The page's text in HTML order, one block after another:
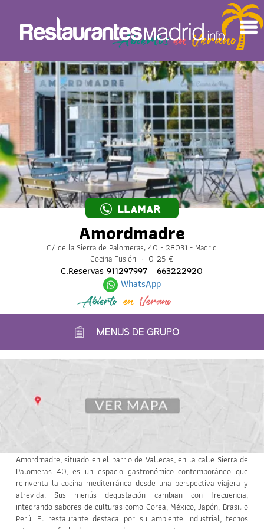
LLAMAR
Amordmadre
C/ de la Sierra de Palomeras, 40 - 28031 - Madrid
Cocina Fusión · 0-25 €
C.Reservas911297997 663222920
WhatsApp
Abierto en Verano
MENUS DE GRUPO
Amordmadre, situado en el barrio de Vallecas, en la calle Sierra de
Palomeras 40, es un espacio gastronómico contemporáneo que
reinventa la cocina mediterránea desde una perspectiva viajera y
atrevida. Sus menús degustación cambian con frecuencia,
integrando sabores de culturas como Corea, México, Japón, Brasil o
Perú. El restaurante destaca por su ambiente industrial, techos